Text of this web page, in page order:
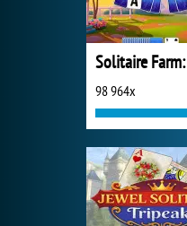
98 964x